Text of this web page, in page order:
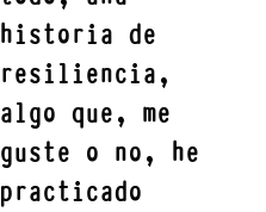
historia de
resiliencia,
algo que, me
guste o no, he
practicado